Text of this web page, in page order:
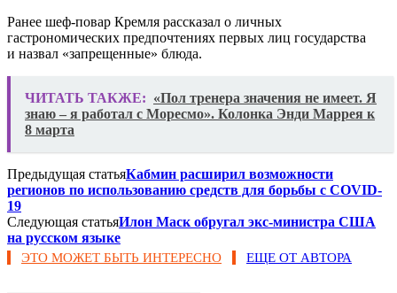
Ранее шеф-повар Кремля рассказал о личных
гастрономических предпочтениях первых лиц государства
и назвал «запрещенные» блюда.
ЧИТАТЬ ТАКЖЕ: «Пол тренера значения не имеет. Я
знаю – я работал с Моресмо». Колонка Энди Маррея к
8 марта
Предыдущая статьяКабмин расширил возможности
регионов по использованию средств для борьбы с COVID-
19
Следующая статьяИлон Маск обругал экс-министра США
на русском языке
ЭТО МОЖЕТ БЫТЬ ИНТЕРЕСНО ЕЩЕ ОТ АВТОРА